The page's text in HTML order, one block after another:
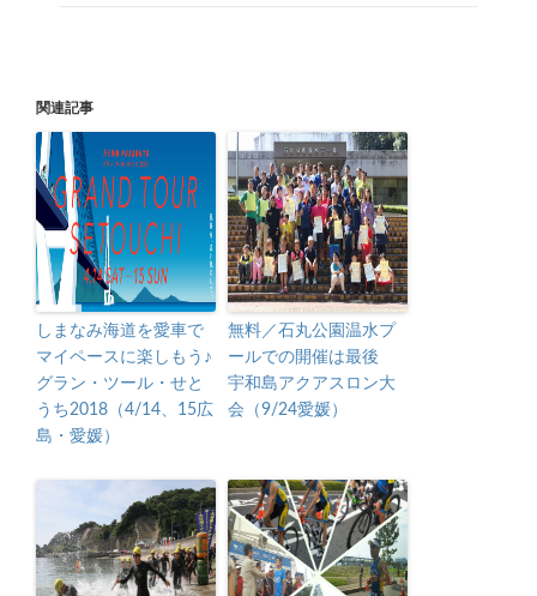
関連記事
しまなみ海道を愛車で
マイペースに楽しもう♪
グラン・ツール・せと
うち2018（4/14、15広
島・愛媛）
無料／石丸公園温水プ
ールでの開催は最後
宇和島アクアスロン大
会（9/24愛媛）